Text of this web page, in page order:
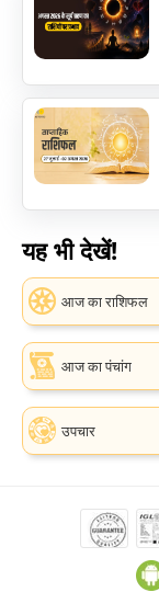
यह भी देखें!
आज का राशिफल
आज का पंचांग
उपचार